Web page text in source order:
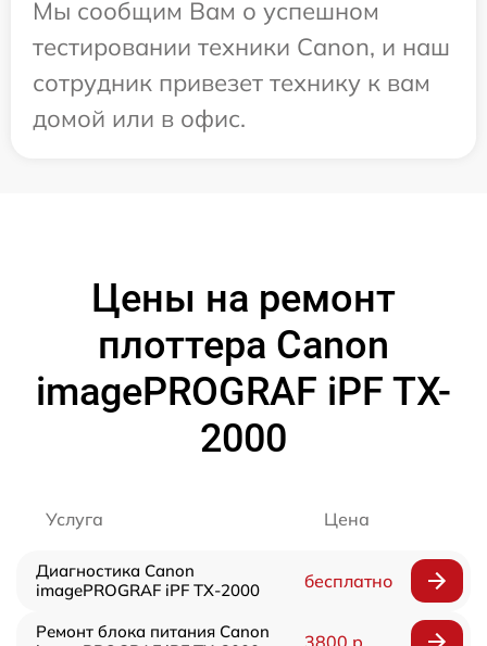
Мы сообщим Вам о успешном
тестировании техники Canon, и наш
сотрудник привезет технику к вам
домой или в офис.
Цены на ремонт
плоттера Canon
imagePROGRAF iPF TX-
2000
Услуга Цена
Диагностика Canon
imagePROGRAF iPF TX-2000
бесплатно
Ремонт блока питания Canon
3800 р